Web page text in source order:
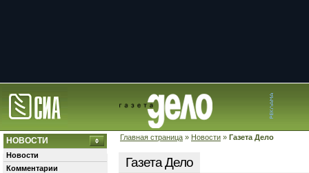
Главная страница » Новости » Газета Дело
НОВОСТИ
Новости
Комментарии
Газета Дело